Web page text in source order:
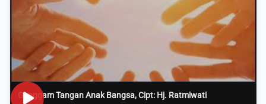
Genggam Tangan Anak Bangsa, Cipt: Hj. Ratmiwati